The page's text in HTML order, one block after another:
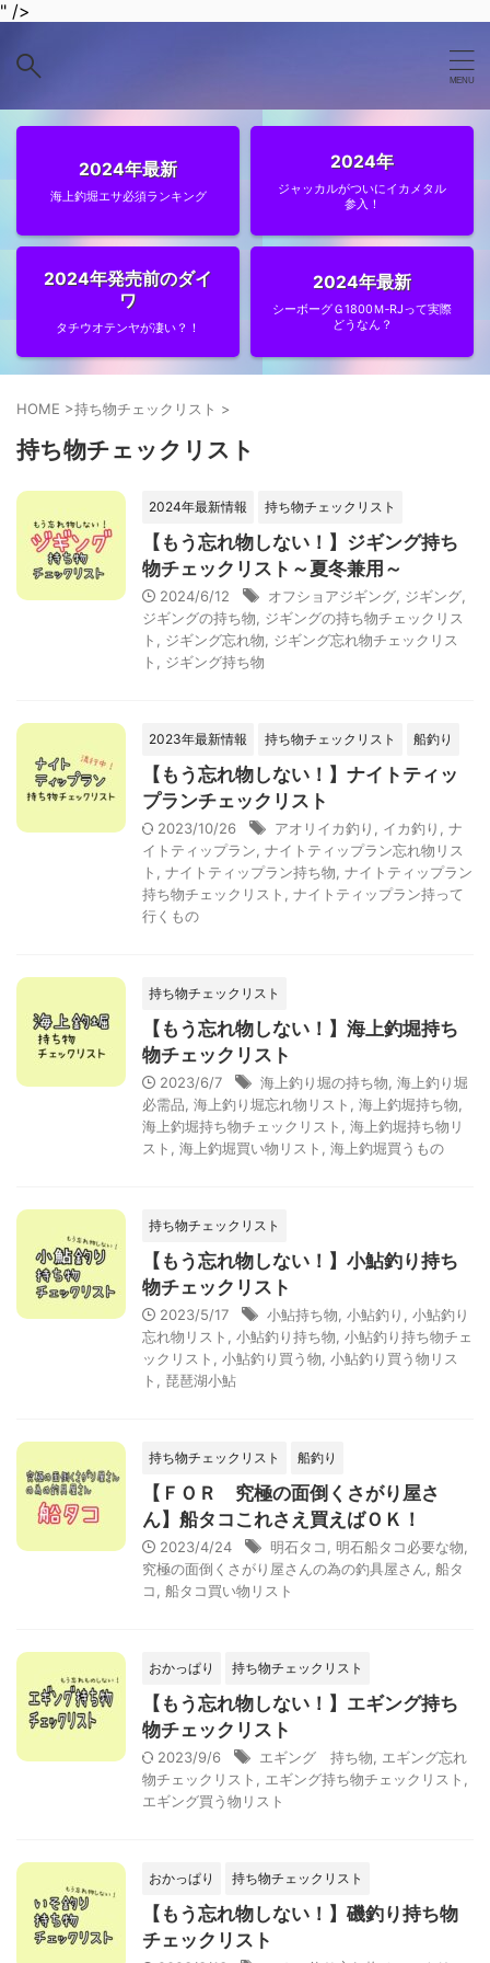
" />
2024年最新
海上釣堀エサ必須ランキング
2024年
ジャッカルがついにイカメタル
参入！
2024年発売前のダイ
ワ
タチウオテンヤが凄い？！
2024年最新
シーボーグＧ1800Ｍ‐RJって実際
どうなん？
HOME >持ち物チェックリスト >
持ち物チェックリスト
2024年最新情報 持ち物チェックリスト
【もう忘れ物しない！】ジギング持ち
物チェックリスト～夏冬兼用～
2024/6/12 オフショアジギング ジギング
ジギングの持ち物
ジギングの持ち物チェックリス
ト
ジギング忘れ物
ジギング忘れ物チェックリス
ト
ジギング持ち物
2023年最新情報 持ち物チェックリスト 船釣り
【もう忘れ物しない！】ナイトティッ
プランチェックリスト
2023/10/26 アオリイカ釣り イカ釣り
ナ
イトティップラン ナイトティップラン忘れ物リス
ト
ナイトティップラン持ち物 ナイトティップラン
持ち物チェックリスト
ナイトティップラン持って
行くもの
持ち物チェックリスト
【もう忘れ物しない！】海上釣堀持ち
物チェックリスト
2023/6/7 海上釣り堀の持ち物 海上釣り堀
必需品 海上釣り堀忘れ物リスト 海上釣堀持ち物
海上釣堀持ち物チェックリスト
海上釣堀持ち物リ
スト
海上釣堀買い物リスト 海上釣堀買うもの
持ち物チェックリスト
【もう忘れ物しない！】小鮎釣り持ち
物チェックリスト
2023/5/17 小鮎持ち物 小鮎釣り
小鮎釣り
忘れ物リスト
小鮎釣り持ち物 小鮎釣り持ち物チェ
ックリスト
小鮎釣り買う物 小鮎釣り買う物リス
ト
琵琶湖小鮎
持ち物チェックリスト 船釣り
【ＦＯＲ 究極の面倒くさがり屋さ
ん】船タコこれさえ買えばＯＫ！
2023/4/24 明石タコ 明石船タコ必要な物
究極の面倒くさがり屋さんの為の釣具屋さん 船タ
コ
船タコ買い物リスト
おかっぱり 持ち物チェックリスト
【もう忘れ物しない！】エギング持ち
物チェックリスト
2023/9/6 エギング 持ち物
エギング忘れ
物チェックリスト
エギング持ち物チェックリスト
エギング買う物リスト
おかっぱり 持ち物チェックリスト
【もう忘れ物しない！】磯釣り持ち物
チェックリスト